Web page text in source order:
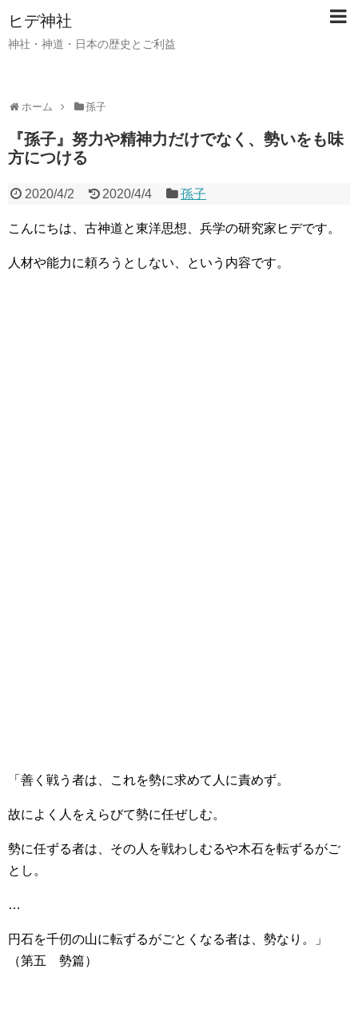
ヒデ神社
神社・神道・日本の歴史とご利益
ホーム 孫子
『孫子』努力や精神力だけでなく、勢いをも味
方につける
2020/4/2 2020/4/4 孫子
こんにちは、古神道と東洋思想、兵学の研究家ヒデです。
人材や能力に頼ろうとしない、という内容です。
「善く戦う者は、これを勢に求めて人に責めず。
故によく人をえらびて勢に任ぜしむ。
勢に任ずる者は、その人を戦わしむるや木石を転ずるがご
とし。
…
円石を千仞の山に転ずるがごとくなる者は、勢なり。」
（第五 勢篇）